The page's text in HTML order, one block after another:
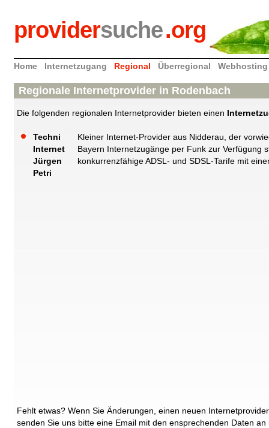
providersuche.org
Home Internetzugang Regional Überregional Webhosting
Regionale Internetprovider in Rodenbach
Die folgenden regionalen Internetprovider bieten einen
Techni
Internet
Jürgen
Petri
Kleiner Internet-Provider aus Nidderau, der
Bayern Internetzugänge per Funk zur Verfügung
konkurrenzfähige ADSL- und SDSL-Tarife mit
Fehlt etwas? Wenn Sie Änderungen, einen neuen
senden Sie uns bitte eine Email mit den ensprechenden Daten an